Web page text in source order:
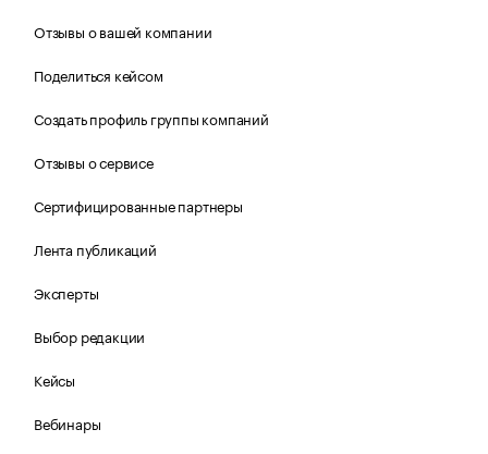
Отзывы о вашей компании
Поделиться кейсом
Создать профиль группы компаний
Отзывы о сервисе
Сертифицированные партнеры
Лента публикаций
Эксперты
Выбор редакции
Кейсы
Вебинары